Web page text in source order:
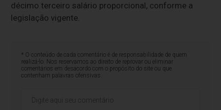
décimo terceiro salário proporcional, conforme a
legislação vigente.
* O conteúdo de cada comentário é de responsabilidade de quem
realizá-lo. Nos reservamos ao direito de reprovar ou eliminar
comentários em desacordo com o propósito do site ou que
contenham palavras ofensivas.